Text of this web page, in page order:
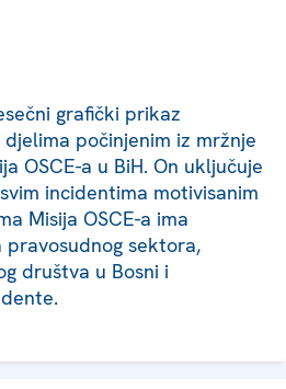
grafički prikaz
počinjenim iz mržnje
OSCE-a u BiH. On uključuje
incidentima motivisanim
Misija OSCE-a ima
pravosudnog sektora,
društva u Bosni i